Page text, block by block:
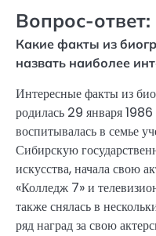
Вопрос-ответ:
Какие факты из
назвать наиболее
Интересные факты из
родилась 29 января
воспитывалась в семье
Сибирскую
искусства, начала свою
«Колледж 7» и
также снялась в
ряд наград за свою